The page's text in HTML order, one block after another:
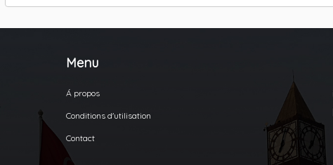
Menu
Á propos
Conditions d'utilisation
Contact